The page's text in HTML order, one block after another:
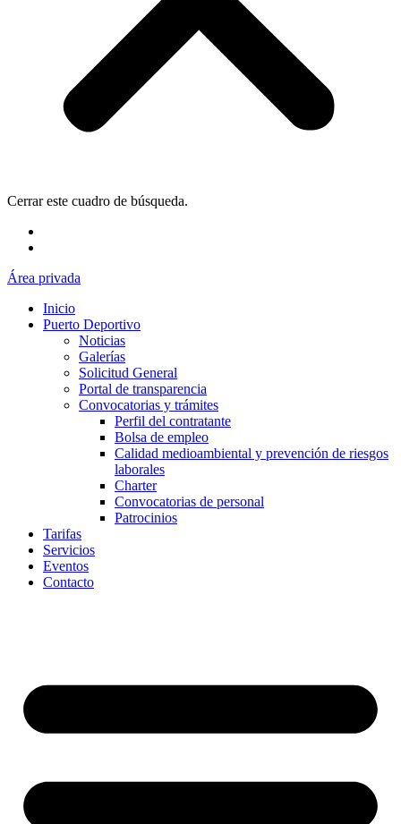
Cerrar este cuadro de búsqueda.
Área privada
Inicio
Puerto Deportivo
Noticias
Galerías
Solicitud General
Portal de transparencia
Convocatorias y trámites
Perfil del contratante
Bolsa de empleo
Calidad medioambiental y prevención de riesgos
laborales
Charter
Convocatorias de personal
Patrocinios
Tarifas
Servicios
Eventos
Contacto